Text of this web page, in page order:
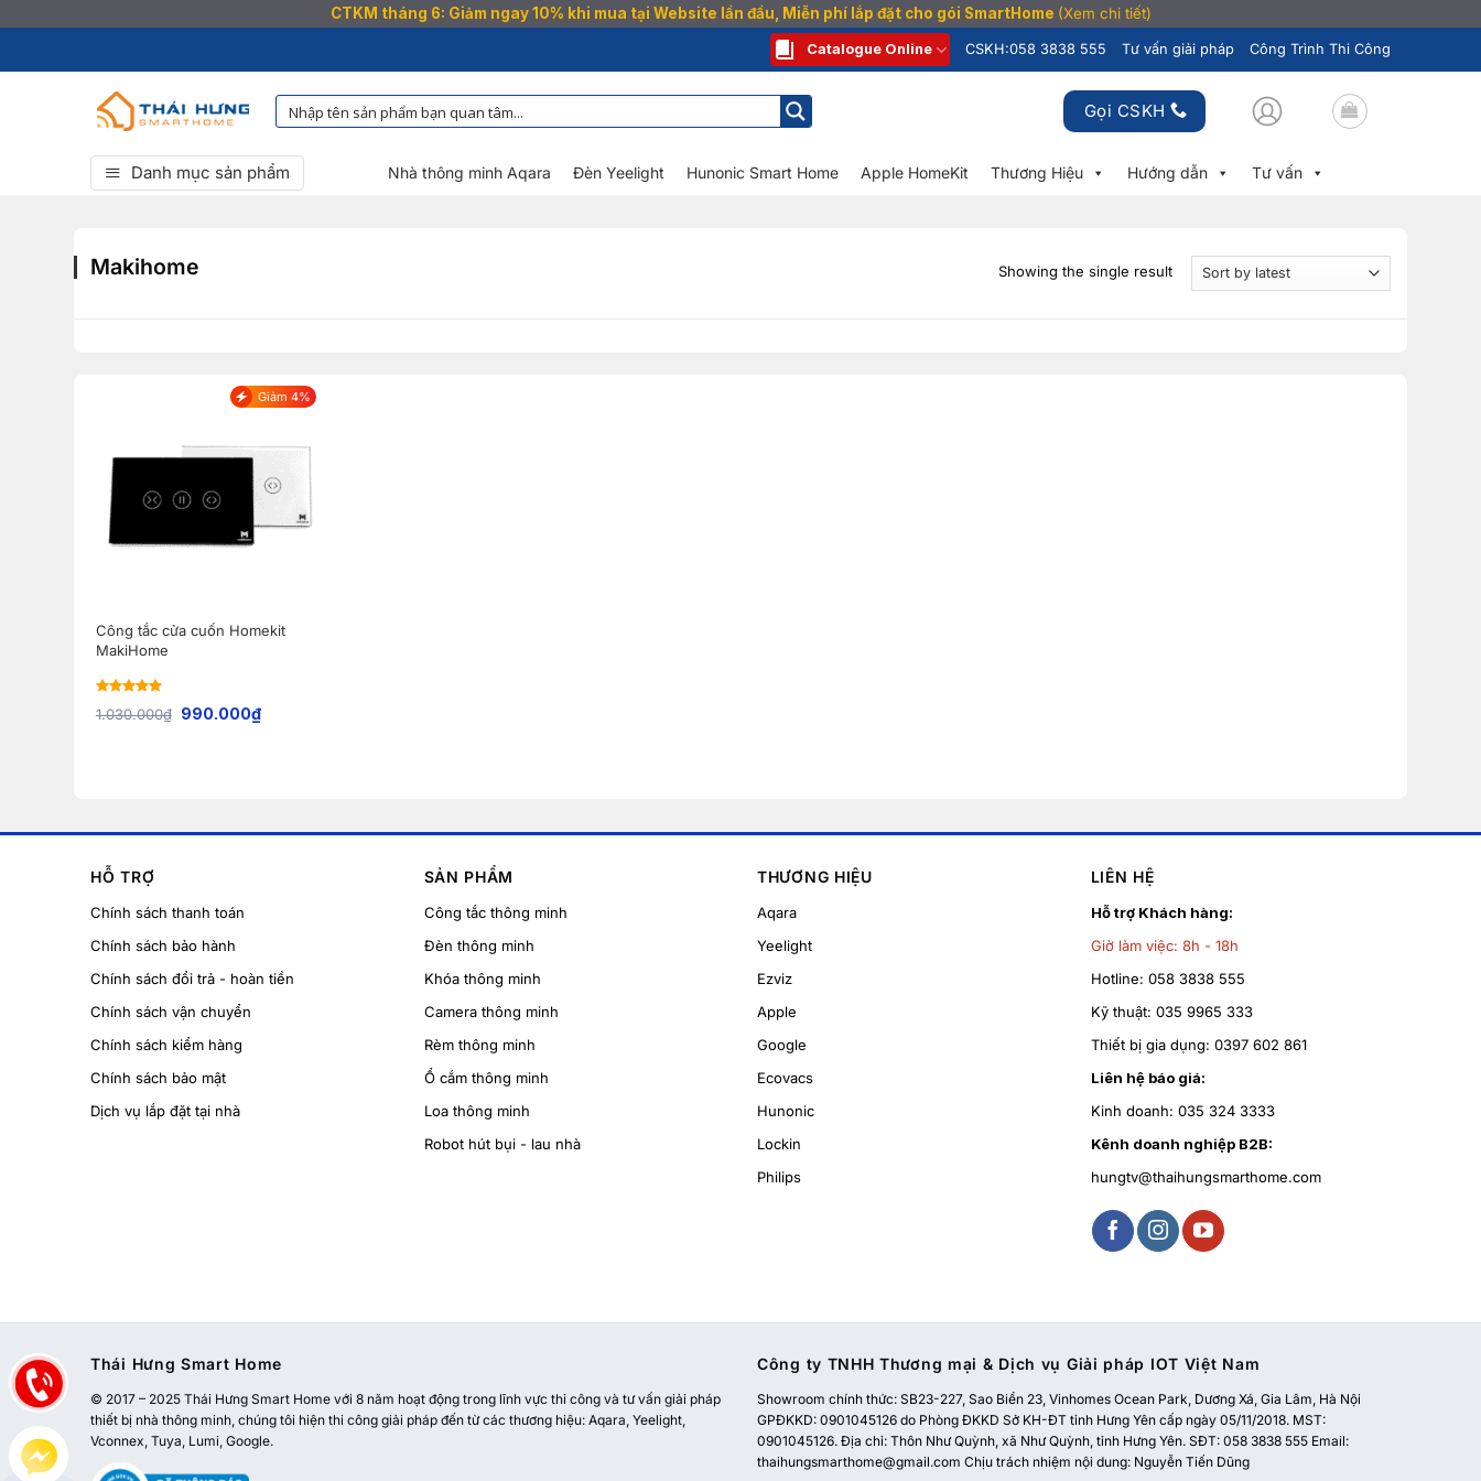
CTKM tháng 6: Giảm ngay 10% khi mua tại Website lần đầu, Miễn phí lắp đặt cho gói SmartHome (Xem chi tiết)
qua
Catalogue Online CSKH:058 3838 555 Tư vấn giải pháp Công Trình Thi Công
Gọi CSKH
Danh mục sản phẩm Nhà thông minh Aqara Đèn Yeelight Hunonic Smart Home Apple HomeKit Thương Hiệu Hướng dẫn Tư vấn
Makihome Showing the single result
Giảm 4%
Công tắc cửa cuốn Homekit
MakiHome
of 5
1.030.000₫ 990.000₫
HỖ TRỢ
Chính sách thanh toán
Chính sách bảo hành
Chính sách đổi trả - hoàn tiền
Chính sách vận chuyển
Chính sách kiểm hàng
Chính sách bảo mật
Dịch vụ lắp đặt tại nhà
SẢN PHẨM
Công tắc thông minh
Đèn thông minh
Khóa thông minh
Camera thông minh
Rèm thông minh
Ổ cắm thông minh
Loa thông minh
Robot hút bụi - lau nhà
THƯƠNG HIỆU
Aqara
Yeelight
Ezviz
Apple
Google
Ecovacs
Hunonic
Lockin
Philips
LIÊN HỆ
Hỗ trợ Khách hàng:
Giờ làm việc: 8h - 18h
Hotline: 058 3838 555
Kỹ thuật: 035 9965 333
Thiết bị gia dụng: 0397 602 861
Liên hệ báo giá:
Kinh doanh: 035 324 3333
Kênh doanh nghiệp B2B:
hungtv@thaihungsmarthome.com
Thái Hưng Smart Home
© 2017 – 2025 Thái Hưng Smart Home với 8 năm hoạt động trong lĩnh vực thi công và tư vấn giải pháp
thiết bị nhà thông minh, chúng tôi hiện thi công giải pháp đến từ các thương hiệu: Aqara, Yeelight,
Vconnex, Tuya, Lumi, Google.
Công ty TNHH Thương mại & Dịch vụ Giải pháp IOT Việt Nam
Showroom chính thức: SB23-227, Sao Biển 23, Vinhomes Ocean Park, Dương Xá, Gia Lâm, Hà Nội
GPĐKKD: 0901045126 do Phòng ĐKKD Sở KH-ĐT tỉnh Hưng Yên cấp ngày 05/11/2018. MST:
0901045126. Địa chỉ: Thôn Như Quỳnh, xã Như Quỳnh, tỉnh Hưng Yên. SĐT: 058 3838 555 Email:
thaihungsmarthome@gmail.com Chịu trách nhiệm nội dung: Nguyễn Tiến Dũng